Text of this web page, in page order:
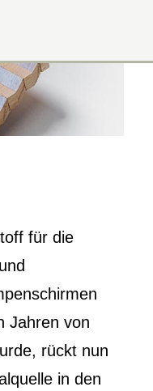
für die
Jahren von
rückt nun
in den